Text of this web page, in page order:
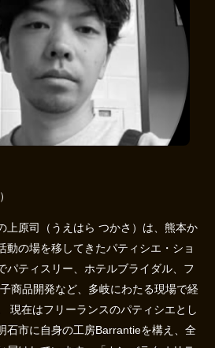
上原司（うえはら つかさ）は、熊本か
動の場を移してきたパティシエ・ショ
パティスリー、ホテルブライダル、フ
商品開発など、多岐にわたる現場で経
現在はフリーランスのパティシエとし
石市に自身の工房Barrantieを構え、全